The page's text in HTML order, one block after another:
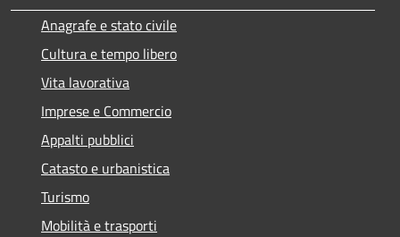
Anagrafe e stato civile
Cultura e tempo libero
Vita lavorativa
Imprese e Commercio
Appalti pubblici
Catasto e urbanistica
Turismo
Mobilità e trasporti